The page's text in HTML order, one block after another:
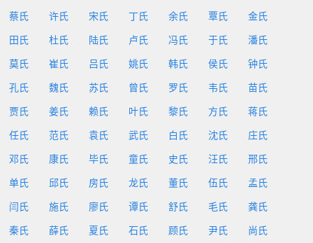
蔡氏 许氏 宋氏 丁氏 余氏 覃氏 金氏
田氏 杜氏 陆氏 卢氏 冯氏 于氏 潘氏
莫氏 崔氏 吕氏 姚氏 韩氏 侯氏 钟氏
孔氏 魏氏 苏氏 曾氏 罗氏 韦氏 苗氏
贾氏 姜氏 赖氏 叶氏 黎氏 方氏 蒋氏
任氏 范氏 袁氏 武氏 白氏 沈氏 庄氏
邓氏 康氏 毕氏 童氏 史氏 汪氏 邢氏
单氏 邱氏 房氏 龙氏 董氏 伍氏 孟氏
闫氏 施氏 廖氏 谭氏 舒氏 毛氏 龚氏
秦氏 薛氏 夏氏 石氏 顾氏 尹氏 尚氏